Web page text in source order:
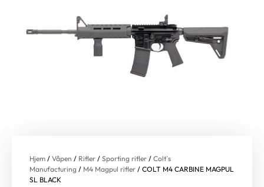
Hjem / Våpen / Rifler / Sporting rifler / Colt`s
Manufacturing / M4 Magpul rifler / COLT M4 CARBINE MAGPUL
SL BLACK